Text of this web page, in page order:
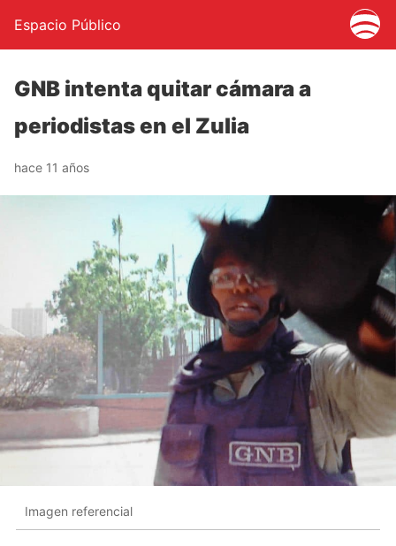
Espacio Público
GNB intenta quitar cámara a
periodistas en el Zulia
hace 11 años
Imagen referencial